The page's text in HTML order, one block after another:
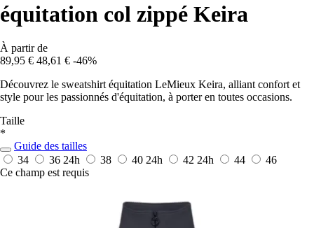
équitation col zippé Keira
À partir de
89,95 € 48,61 € -46%
Découvrez le sweatshirt équitation LeMieux Keira, alliant confort et
style pour les passionnés d'équitation, à porter en toutes occasions.
Taille
*
Guide des tailles
34
36 24h 38 40 24h 42 24h 44
46
Ce champ est requis